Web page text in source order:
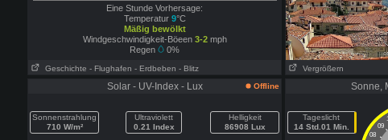
Eine Stunde Vorhersage:
Temperatur 9°C
Mäßig bewölkt
Windgeschwindigkeit-Böeen 3-2mph
Regen
0%
Geschichte - Flughafen - Erdbeben - Blitz Vergrößern
Solar - UV-Index - Lux Offline
Sonnenstrahlung
710 W/m²
Ultraviolett
0.21 Index
Helligkeit
86908 Lux
Sonne,
Tageslicht
14 Std.01 Min.
09
08